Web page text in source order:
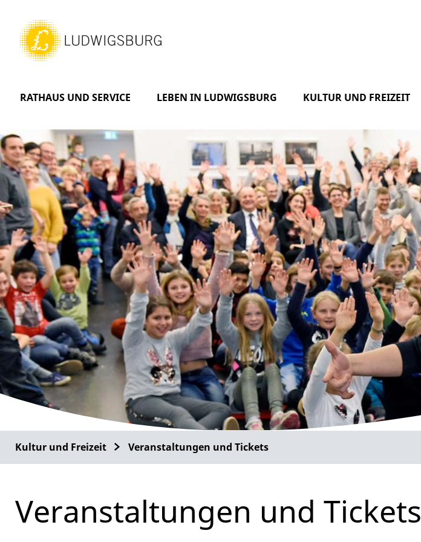
RATHAUS UND SERVICE LEBEN IN LUDWIGSBURG KULTUR UND FREIZEIT
Kultur und Freizeit Veranstaltungen und Tickets
Veranstaltungen und Tickets